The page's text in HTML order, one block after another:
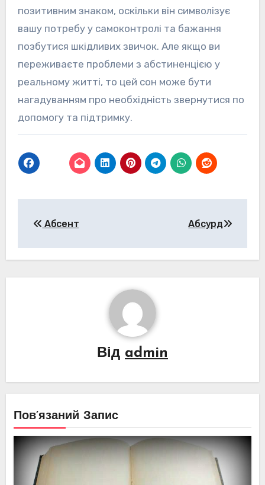
позитивним знаком, оскільки він символізує
вашу потребу у самоконтролі та бажання
позбутися шкідливих звичок. Але якщо ви
переживаєте проблеми з абстиненцією у
реальному житті, то цей сон може бути
нагадуванням про необхідність звернутися по
допомогу та підтримку.
Абсент Абсурд
Від admin
Пов’язаний Запис